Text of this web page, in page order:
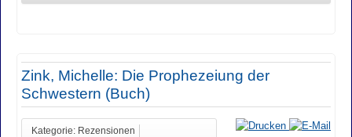
Zink, Michelle: Die Prophezeiung der
Schwestern (Buch)
Kategorie: Rezensionen